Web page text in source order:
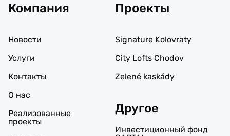
Компания
Новости
Услуги
Контакты
О нас
Реализованные
проекты
Проекты
Signature Kolovraty
City Lofts Chodov
Zelené kaskády
Другое
Инвестиционный фонд